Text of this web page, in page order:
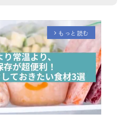
arrow_forward_ios もっと読む